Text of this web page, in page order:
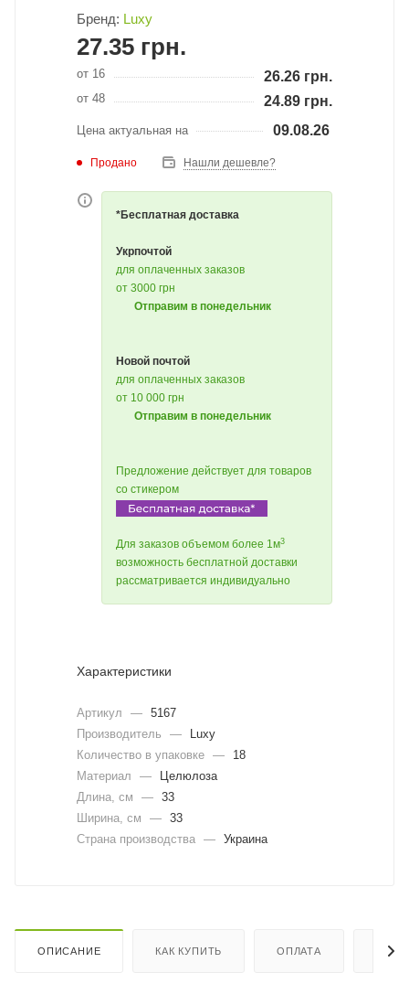
Бренд: Luxy
27.35 грн.
от 16 26.26 грн.
от 48 24.89 грн.
Цена актуальная на 09.08.26
Продано Нашли дешевле?
*Бесплатная доставка
Укрпочтой
для оплаченных заказов
от 3000 грн
Отправим в понедельник
Новой почтой
для оплаченных заказов
от 10 000 грн
Отправим в понедельник
Предложение действует для товаров
со стикером
Для заказов объемом более 1м3
возможность бесплатной доставки
рассматривается индивидуально
Характеристики
Артикул — 5167
Производитель
—
Luxy
Количество в упаковке —
18
Материал
—
Целюлоза
Длина, cм
— 33
Ширина, cм
— 33
Страна производства — Украина
ОПИСАНИЕ КАК КУПИТЬ ОПЛАТА